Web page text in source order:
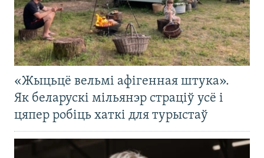
«Жыцьцё вельмі афігенная штука».
Як беларускі мільянэр страціў усё і
цяпер робіць хаткі для турыстаў